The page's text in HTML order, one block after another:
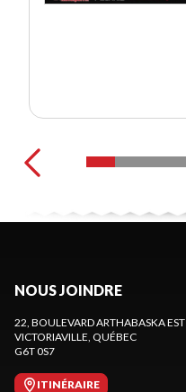
NOUS JOINDRE
22, BOULEVARD ARTHABASKA EST
VICTORIAVILLE, QUÉBEC
G6T 0S7
ITINÉRAIRE